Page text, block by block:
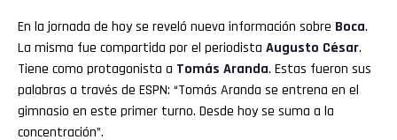
En la jornada de hoy se reveló nueva información sobre Boca.
La misma fue compartida por el periodista Augusto César.
Tiene como protagonista a Tomás Aranda. Estas fueron sus
palabras a través de ESPN: “Tomás Aranda se entrena en el
gimnasio en este primer turno. Desde hoy se suma a la
concentración”.